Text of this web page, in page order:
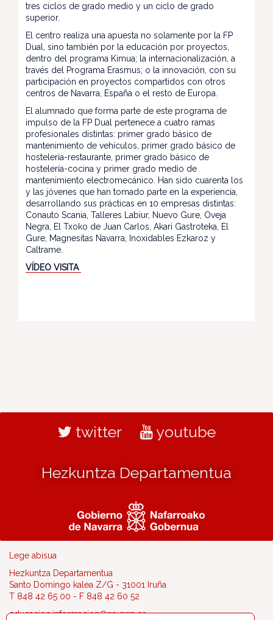
tres ciclos de grado medio y un ciclo de grado
superior.
El centro realiza una apuesta no solamente por la FP
Dual, sino también por la educación por proyectos,
dentro del programa Kimua; la internacionalización, a
través del Programa Erasmus; o la innovación, con su
participación en proyectos compartidos con otros
centros de Navarra, España o el resto de Europa.
El alumnado que forma parte de este programa de
impulso de la FP Dual pertenece a cuatro ramas
profesionales distintas: primer grado básico de
mantenimiento de vehículos, primer grado básico de
hostelería-restaurante, primer grado básico de
hostelería-cocina y primer grado medio de
mantenimiento electromecánico. Han sido cuarenta los
y las jóvenes que han tomado parte en la experiencia,
desarrollando sus prácticas en 10 empresas distintas:
Conauto Scania, Talleres Labiur, Nuevo Gure, Oveja
Negra, El Txoko de Juan Carlos, Akari Gastroteka, El
Gure, Magnesitas Navarra, Inoxidables Ezkaroz y
Caltrame.
VÍDEO VISITA
twitter youtube
Hezkuntza Departamentua
Lege abisua
Hezkuntza Departamentua
Santo Domingo kalea Z/G - 31001 Iruña
T 848 42 65 00 - F 848 42 60 52
educacion.informacion@navarra.es